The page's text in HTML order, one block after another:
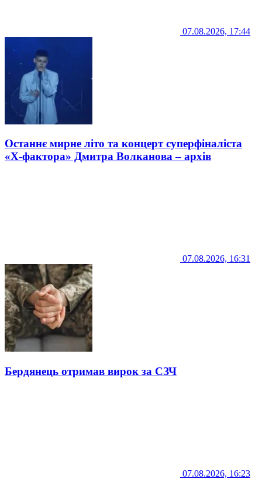
07.08.2026, 17:44
Останнє мирне літо та концерт суперфіналіста
«Х-фактора» Дмитра Волканова – архів
07.08.2026, 16:31
Бердянець отримав вирок за СЗЧ
07.08.2026, 16:23